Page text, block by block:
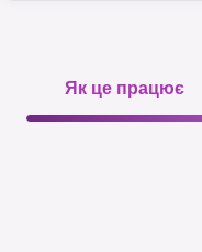
Як це працює